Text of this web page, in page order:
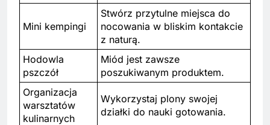
Mini kempingi
Stwórz przytulne miejsca do
nocowania w bliskim kontakcie
z naturą.
Hodowla
pszczół
Miód jest zawsze
poszukiwanym produktem.
Organizacja
warsztatów
kulinarnych
Wykorzystaj plony swojej
działki do nauki gotowania.